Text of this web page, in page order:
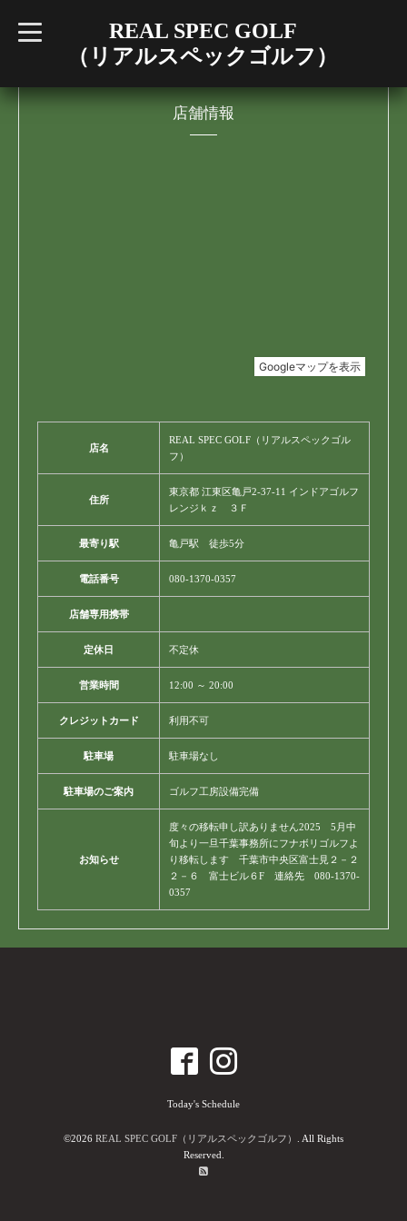
REAL SPEC GOLF
（リアルスペックゴルフ）
t
o
店舗情報
店名
REAL SPEC GOLF（リアルスペックゴル
フ）
住所
東京都 江東区亀戸2-37-11 インドアゴルフ
レンジｋｚ ３Ｆ
最寄り駅 亀戸駅 徒歩5分
電話番号 080-1370-0357
店舗専用携帯
定休日 不定休
営業時間 12:00 ～ 20:00
クレジットカード 利用不可
駐車場 駐車場なし
駐車場のご案内 ゴルフ工房設備完備
お知らせ
度々の移転申し訳ありません2025 5月中
旬より一旦千葉事務所にフナボリゴルフよ
り移転します 千葉市中央区富士見２－２
２－６ 富士ビル６F 連絡先 080-1370-
0357
Today's Schedule
©2026 REAL SPEC GOLF（リアルスペックゴルフ）
. All Rights
Reserved.